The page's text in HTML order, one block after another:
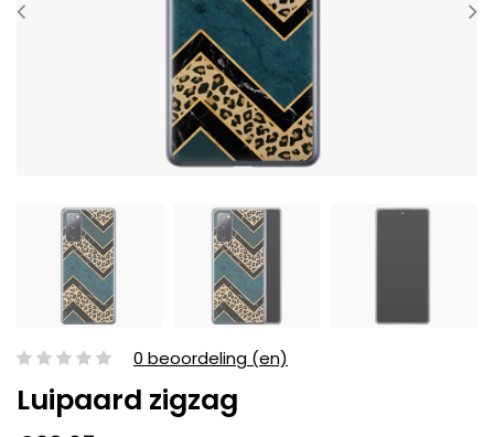
0 beoordeling (en)
Luipaard zigzag